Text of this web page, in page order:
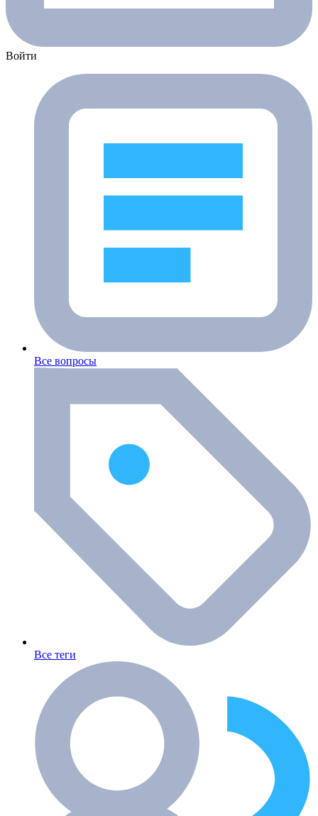
Войти
Все вопросы
Все теги